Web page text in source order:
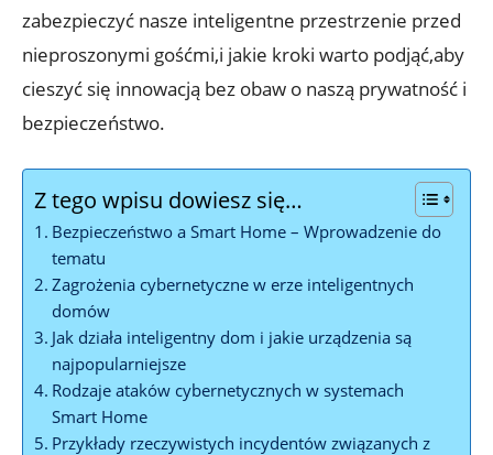
zabezpieczyć nasze inteligentne przestrzenie przed
nieproszonymi‍ gośćmi,i jakie kroki warto podjąć,aby
cieszyć się innowacją bez obaw o ​naszą⁤ prywatność i⁤
bezpieczeństwo.
Z tego wpisu dowiesz się…
Bezpieczeństwo a Smart Home – Wprowadzenie do ​
tematu
Zagrożenia ⁢cybernetyczne w erze inteligentnych
domów
Jak działa inteligentny ​dom i ⁢jakie urządzenia są
najpopularniejsze
Rodzaje ‍ataków​ cybernetycznych w ⁢systemach
Smart⁤ Home
Przykłady rzeczywistych incydentów związanych z